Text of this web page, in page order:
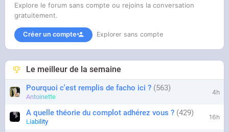
Explore le forum sans compte ou rejoins la conversation
gratuitement.
Créer un compte Explorer sans compte
Le meilleur de la semaine
Pourquoi c'est remplis de facho ici ? 563
Antoinette
4h
A quelle théorie du complot adhérez vous ? 429
Liability
16h